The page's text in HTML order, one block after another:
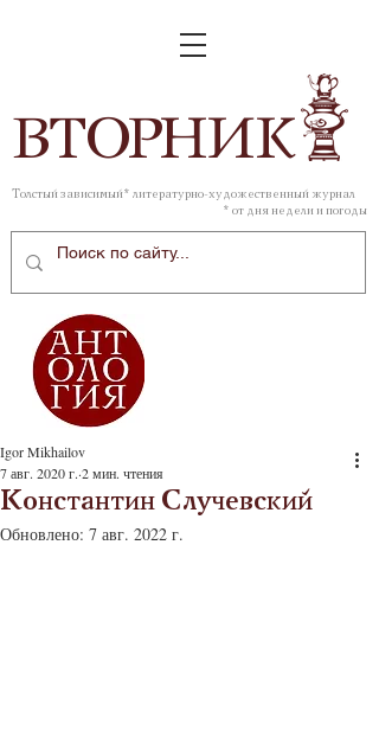
ВТОРНИК
Толстый зависимый* литературно-художественный журнал
* от дня недели и погоды
Константин Случевский
Igor Mikhailov
7 авг. 2020 г. 2 мин. чтения
Обновлено: 7 авг. 2022 г.